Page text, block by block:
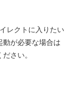
レクトに入りたい
動が必要な場合は
さい。